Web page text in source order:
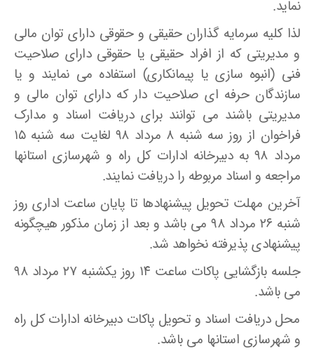
نماید.
لذا کلیه سرمایه گذاران حقیقی و حقوقی دارای توان مالی
و مدیریتی که از افراد حقیقی یا حقوقی دارای صلاحیت
فنی (انبوه سازی یا پیمانکاری) استفاده می نمایند و یا
سازندگان حرفه ای صلاحیت دار که دارای توان مالی و
مدیریتی باشند می توانند برای دریافت اسناد و مدارک
فراخوان از روز سه شنبه ۸ مرداد ۹۸ لغایت سه شنبه ۱۵
مرداد ۹۸ به دبیرخانه ادارات کل راه و شهرسازی استانها
مراجعه و اسناد مربوطه را دریافت نمایند.
آخرین مهلت تحویل پیشنهادها تا پایان ساعت اداری روز
شنبه ۲۶ مرداد ۹۸ می باشد و بعد از زمان مذکور هیچگونه
پیشنهادی پذیرفته نخواهد شد.
جلسه بازگشایی پاکات ساعت ۱۴ روز یکشنبه ۲۷ مرداد ۹۸
می باشد.
محل دریافت اسناد و تحویل پاکات دبیرخانه ادارات کل راه
و شهرسازی استانها می باشد.